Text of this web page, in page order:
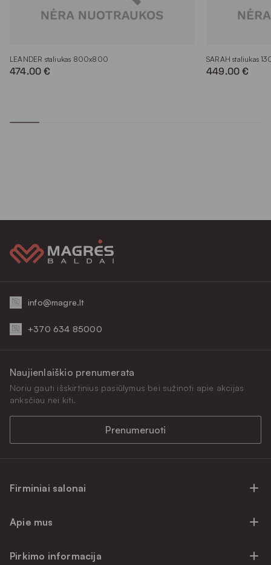
LEANDER staliukas 800x800
474.00 €
SARAH staliukas
449.00 €
info@magre.lt
+370 634 85000
Firminiai salonai
Firminiai salonai Klaipėdoje
Apie mus
Pirkimo informacija
Naujienlaiškio prenumerata
Noriu gauti išskirtinius pasiūlymus bei sužinoti apie akcijas
anksčiau nei kiti.
Prenumeruoti